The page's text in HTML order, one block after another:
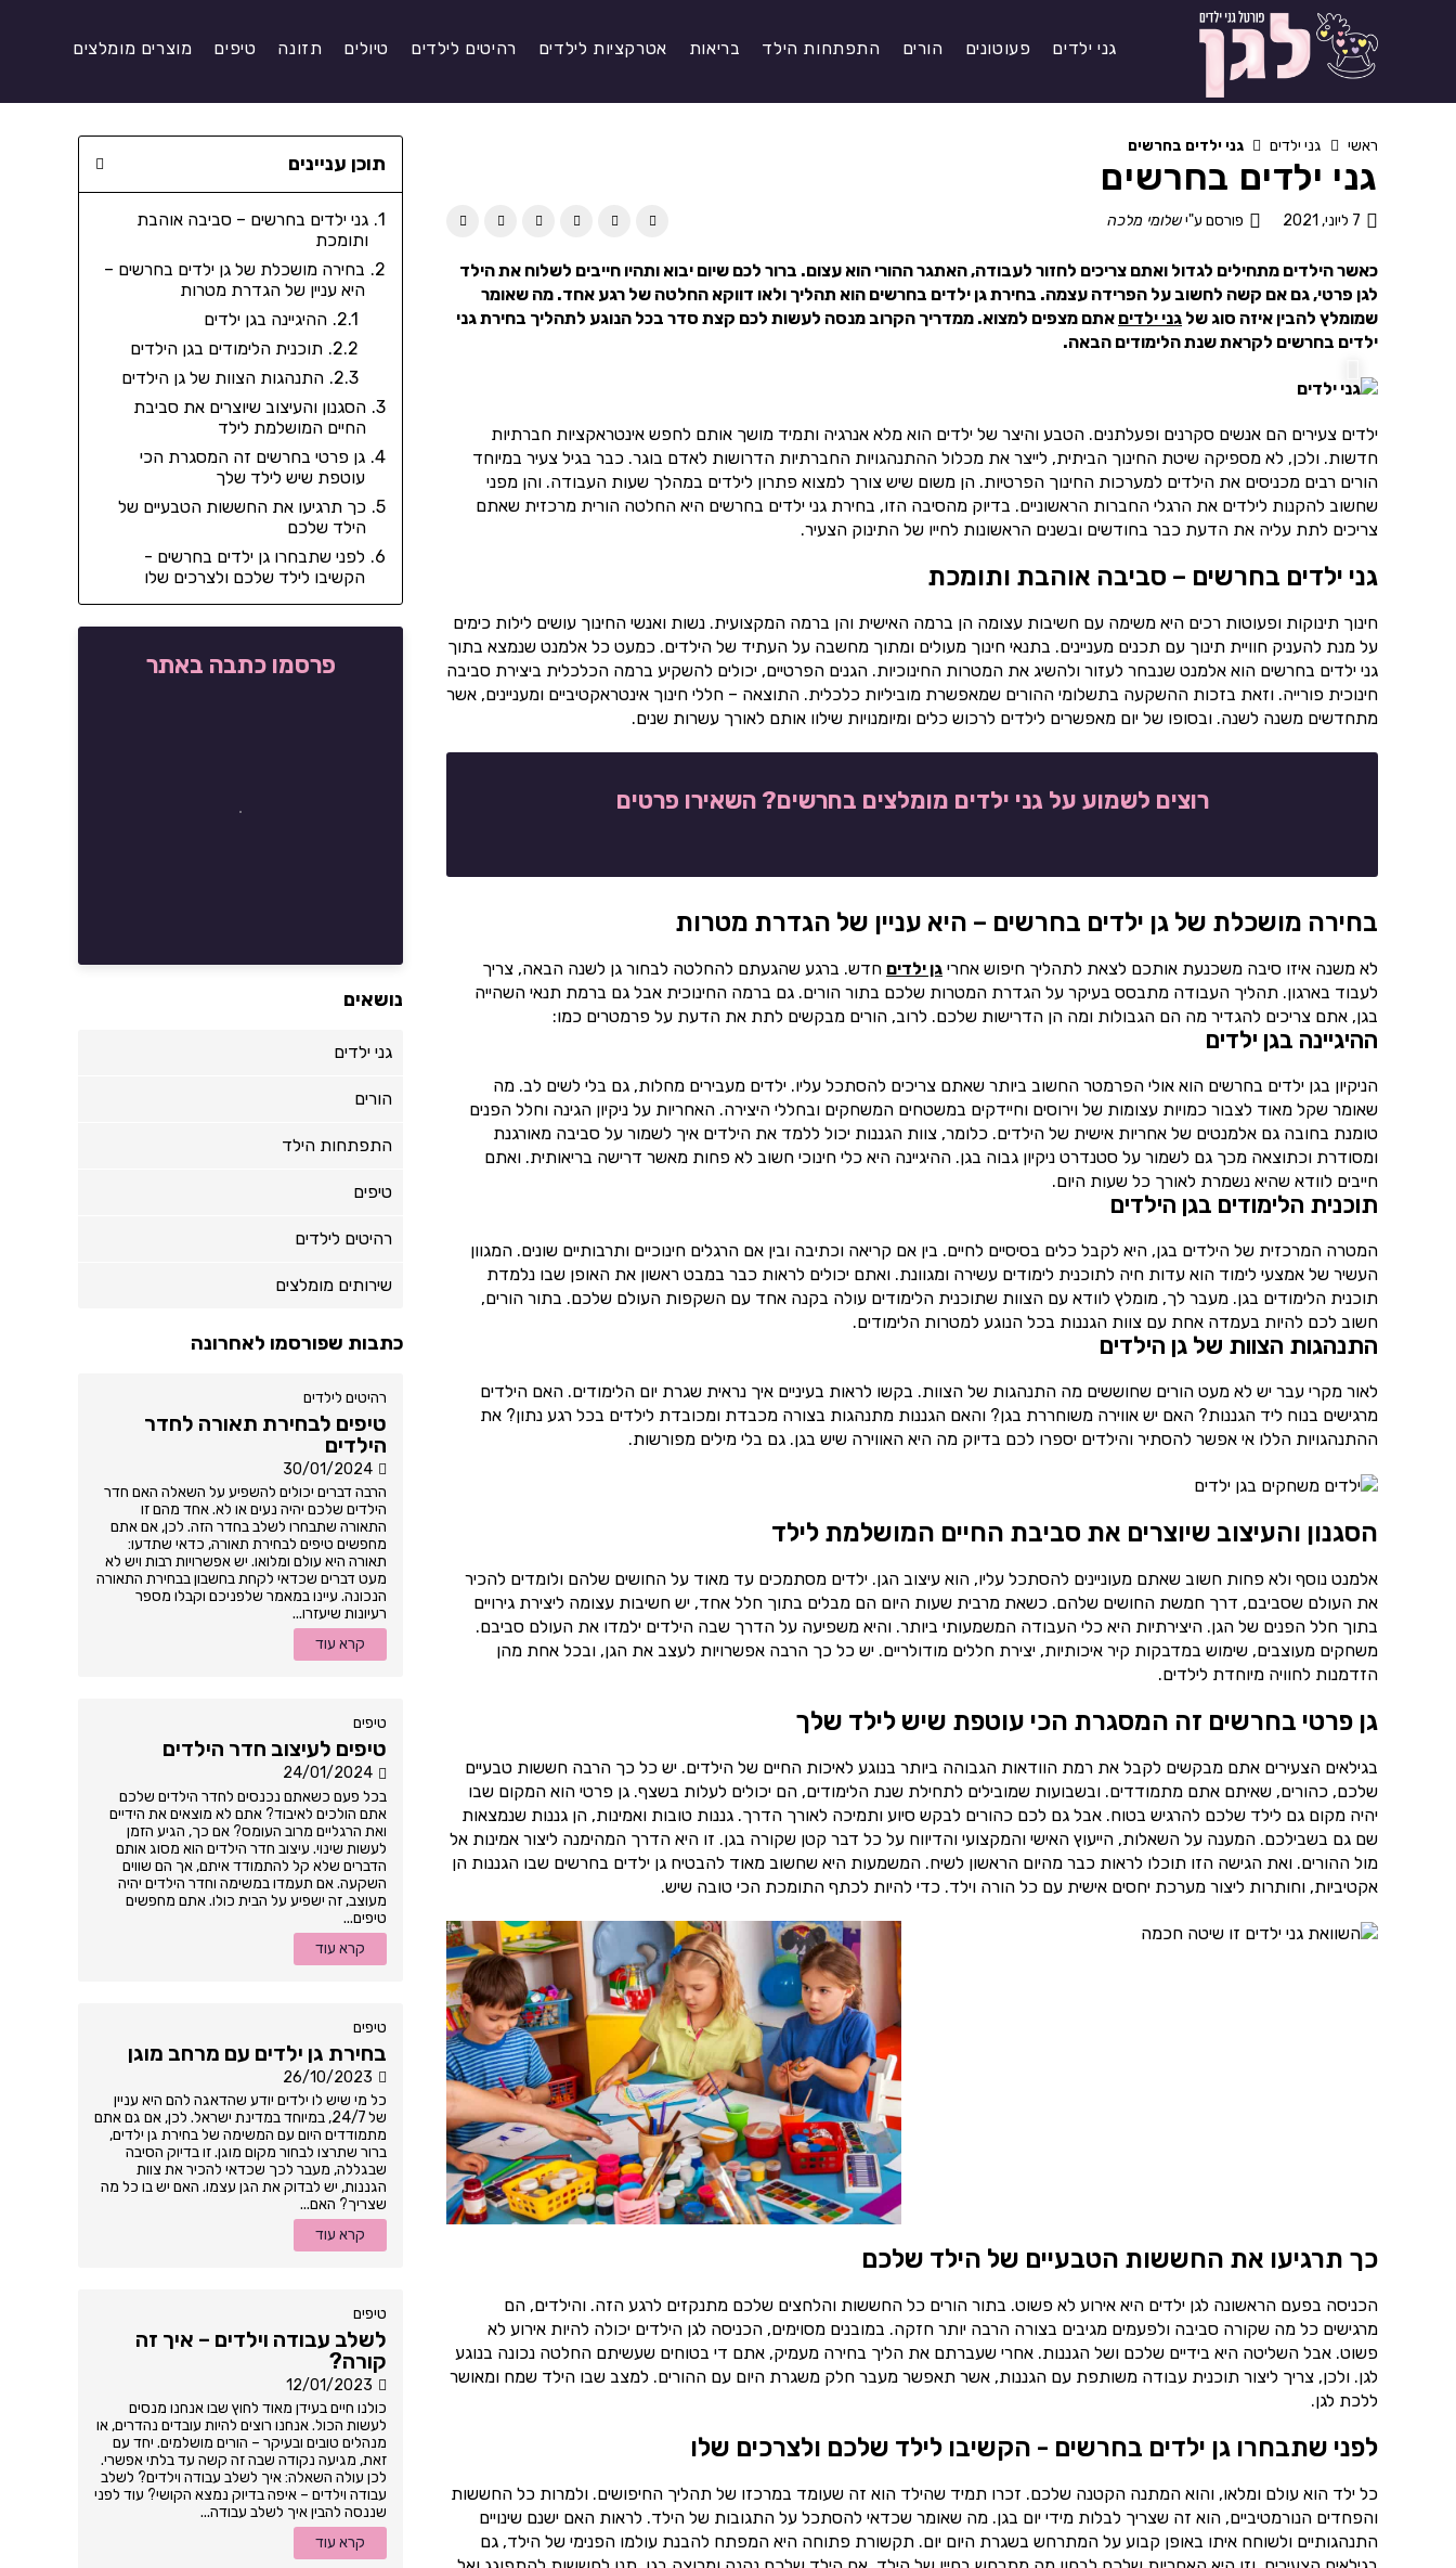
גני ילדים פעוטונים הורים התפתחות הילד בריאות אטרקציות לילדים רהיטים לילדים טיולים תזונה טיפים מוצרים מומלצים
ראשי גני ילדים גני ילדים בחרשים
גני ילדים בחרשים
7 ליוני, 2021 פורסם ע"ישלומי מלכה
כאשר הילדים מתחילים לגדול ואתם צריכים לחזור לעבודה, האתגר ההורי הוא עצום. ברור לכם שיום יבוא ותהיו חייבים לשלוח את הילד
לגן פרטי, גם אם קשה לחשוב על הפרידה עצמה. בחירת גן ילדים בחרשים הוא תהליך ולאו דווקא החלטה של רגע אחד. מה שאומר
שמומלץ להבין איזה סוג של גני ילדים אתם מצפים למצוא. ממדריך הקרוב מנסה לעשות לכם קצת סדר בכל הנוגע לתהליך בחירת גני
ילדים בחרשים לקראת שנת הלימודים הבאה.
ילדים צעירים הם אנשים סקרנים ופעלתנים. הטבע והיצר של ילדים הוא מלא אנרגיה ותמיד מושך אותם לחפש אינטראקציות חברתיות
חדשות. ולכן, לא מספיקה שיטת החינוך הביתית, לייצר את מכלול ההתנהגויות החברתיות הדרושות לאדם בוגר. כבר בגיל צעיר במיוחד
הורים רבים מכניסים את הילדים למערכות החינוך הפרטיות. הן משום שיש צורך למצוא פתרון לילדים במהלך שעות העבודה. והן מפני
שחשוב להקנות לילדים את הרגלי החברות הראשוניים. בדיוק מהסיבה הזו, בחירת גני ילדים בחרשים היא החלטה הורית מרכזית שאתם
צריכים לתת עליה את הדעת כבר בחודשים ובשנים הראשונות לחייו של התינוק הצעיר.
גני ילדים בחרשים – סביבה אוהבת ותומכת
חינוך תינוקות ופעוטות רכים היא משימה עם חשיבות עצומה הן ברמה האישית והן ברמה המקצועית. נשות ואנשי החינוך עושים לילות כימים
על מנת להעניק חוויית תינוך עם תכנים מעניינים. בתנאי חינוך מעולים ומתוך מחשבה על העתיד של הילדים. כמעט כל אלמנט שנמצא בתוך
גני ילדים בחרשים הוא אלמנט שנבחר לעזור ולהשיג את המטרות החינוכיות. הגנים הפרטיים, יכולים להשקיע ברמה הכלכלית ביצירת סביבה
חינוכית פורייה. וזאת בזכות ההשקעה בתשלומי ההורים שמאפשרת מוביליות כלכלית. התוצאה – חללי חינוך אינטראקטיביים ומעניינים, אשר
מתחדשים משנה לשנה. ובסופו של יום מאפשרים לילדים לרכוש כלים ומיומנויות שילוו אותם לאורך עשרות שנים.
רוצים לשמוע על גני ילדים מומלצים בחרשים? השאירו פרטים
בחירה מושכלת של גן ילדים בחרשים – היא עניין של הגדרת מטרות
לא משנה איזו סיבה משכנעת אותכם לצאת לתהליך חיפוש אחרי גן ילדים חדש. ברגע שהגעתם להחלטה לבחור גן לשנה הבאה, צריך
לעבוד בארגון. תהליך העבודה מתבסס בעיקר על הגדרת המטרות שלכם בתור הורים. גם ברמה החינוכית אבל גם ברמת תנאי השהייה
בגן, אתם צריכים להגדיר מה הם הגבולות ומה הן הדרישות שלכם. לרוב, הורים מבקשים לתת את הדעת על פרמטרים כמו:
ההיגיינה בגן ילדים
הניקיון בגן ילדים בחרשים הוא אולי הפרמטר החשוב ביותר שאתם צריכים להסתכל עליו. ילדים מעבירים מחלות, גם בלי לשים לב. מה
שאומר שקל מאוד לצבור כמויות עצומות של וירוסים וחיידקים במשטחים המשחקים ובחללי היצירה. האחריות על ניקיון הגינה וחלל הפנים
טומנת בחובה גם אלמנטים של אחריות אישית של הילדים. כלומר, צוות הגננות יכול ללמד את הילדים איך לשמור על סביבה מאורגנת
ומסודרת וכתוצאה מכך גם לשמור על סטנדרט ניקיון גבוה בגן. ההיגיינה היא כלי חינוכי חשוב לא פחות מאשר דרישה בריאותית. ואתם
חייבים לוודא שהיא נשמרת לאורך כל שעות היום.
תוכנית הלימודים בגן הילדים
המטרה המרכזית של הילדים בגן, היא לקבל כלים בסיסיים לחיים. בין אם קריאה וכתיבה ובין אם הרגלים חינוכיים ותרבותיים שונים. המגוון
העשיר של אמצעי לימוד הוא עדות חיה לתוכנית לימודים עשירה ומגוונת. ואתם יכולים לראות כבר במבט ראשון את האופן שבו נלמדת
תוכנית הלימודים בגן. מעבר לך, מומלץ לוודא עם הצוות שתוכנית הלימודים עולה בקנה אחד עם השקפות העולם שלכם. בתור הורים,
חשוב לכם להיות בעמדה אחת עם צוות הגננות בכל הנוגע למטרות הלימודים.
התנהגות הצוות של גן הילדים
לאור מקרי עבר יש לא מעט הורים שחוששים מה התנהגות של הצוות. בקשו לראות בעיניים איך נראית שגרת יום הלימודים. האם הילדים
מרגישים בנוח ליד הגננות? האם יש אווירה משוחררת בגן? והאם הגננות מתנהגות בצורה מכבדת ומכובדת לילדים בכל רגע נתון? את
ההתנהגויות הללו אי אפשר להסתיר והילדים יספרו לכם בדיוק מה היא האווירה שיש בגן. גם בלי מילים מפורשות.
הסגנון והעיצוב שיוצרים את סביבת החיים המושלמת לילד
אלמנט נוסף ולא פחות חשוב שאתם מעוניינים להסתכל עליו, הוא עיצוב הגן. ילדים מסתמכים עד מאוד על החושים שלהם ולומדים להכיר
את העולם שסביבם, דרך חמשת החושים שלהם. כשאת מרבית שעות היום הם מבלים בתוך חלל אחד, יש חשיבות עצומה ליצירת גירויים
בתוך חלל הפנים של הגן. היצירתיות היא כלי העבודה המשמעותי ביותר. והיא משפיעה על הדרך שבה הילדים ילמדו את העולם סביבם.
משחקים מעוצבים, שימוש במדבקות קיר איכותיות, יצירת חללים מודולריים. יש כל כך הרבה אפשרויות לעצב את הגן, ובכל אחת מהן
הזדמנות לחוויה מיוחדת לילדים.
גן פרטי בחרשים זה המסגרת הכי עוטפת שיש לילד שלך
בגילאים הצעירים אתם מבקשים לקבל את רמת הוודאות הגבוהה ביותר בנוגע לאיכות החיים של הילדים. יש כל כך הרבה חששות טבעיים
שלכם, כהורים, שאיתם אתם מתמודדים. ובשבועות שמובילים לתחילת שנת הלימודים, הם יכולים לעלות בשצף. גן פרטי הוא המקום שבו
יהיה מקום גם לילד שלכם להרגיש בטוח. אבל גם לכם כהורים לבקש סיוע ותמיכה לאורך הדרך. גננות טובות ואמינות, הן גננות שנמצאות
שם גם בשבילכם. המענה על השאלות, הייעוץ האישי והמקצועי והדיווח על כל דבר קטן שקורה בגן. זו היא הדרך המהימנה ליצור אמינות אל
מול ההורים. ואת הגישה הזו תוכלו לראות כבר מהיום הראשון לשיח. המשמעות היא שחשוב מאוד להבטיח גן ילדים בחרשים שבו הגננות הן
אקטיביות, וחותרות ליצור מערכת יחסים אישית עם כל הורה וילד. כדי להיות לכתף התומכת הכי טובה שיש.
כך תרגיעו את החששות הטבעיים של הילד שלכם
הכניסה בפעם הראשונה לגן ילדים היא אירוע לא פשוט. בתור הורים כל החששות והלחצים שלכם מתנקזים לרגע הזה. והילדים, הם
מרגישים כל מה שקורה סביבה ולפעמים מגיבים בצורה הרבה יותר חזקה. במובנים מסוימים, הכניסה לגן הילדים יכולה להיות אירוע לא
פשוט. אבל השליטה היא בידיים שלכם ושל הגננות. אחרי שעברתם את הליך בחירה מעמיק, אתם די בטוחים שעשיתם החלטה נכונה בנוגע
לגן. ולכן, צריך ליצור תוכנית עבודה משותפת עם הגננות, אשר תאפשר מעבר חלק משגרת היום עם ההורים. למצב שבו הילד שמח ומאושר
ללכת לגן.
לפני שתבחרו גן ילדים בחרשים - הקשיבו לילד שלכם ולצרכים שלו
כל ילד הוא עולם ומלאו, והוא המתנה הקטנה שלכם. זכרו תמיד שהילד הוא זה שעומד במרכזו של תהליך החיפושים. ולמרות כל החששות
והפחדים הנורמטיביים, הוא זה שצריך לבלות מידי יום בגן. מה שאומר שכדאי להסתכל על התגובות של הילד. לראות האם ישנם שינויים
התנהגותיים ולשוחח איתו באופן קבוע על המתרחש בשגרת היום יום. תקשורת פתוחה היא המפתח להבנת עולמו הפנימי של הילד, גם
תוכן עניינים
גני ילדים בחרשים – סביבה אוהבת
ותומכת
בחירה מושכלת של גן ילדים בחרשים –
היא עניין של הגדרת מטרות
ההיגיינה בגן ילדים
תוכנית הלימודים בגן הילדים
התנהגות הצוות של גן הילדים
הסגנון והעיצוב שיוצרים את סביבת
החיים המושלמת לילד
גן פרטי בחרשים זה המסגרת הכי
עוטפת שיש לילד שלך
כך תרגיעו את החששות הטבעיים של
הילד שלכם
לפני שתבחרו גן ילדים בחרשים -
הקשיבו לילד שלכם ולצרכים שלו
פרסמו כתבה באתר
נושאים
גני ילדים
הורים
התפתחות הילד
טיפים
רהיטים לילדים
שירותים מומלצים
כתבות שפורסמו לאחרונה
רהיטים לילדים
טיפים לבחירת תאורה לחדר
הילדים
30/01/2024
הרבה דברים יכולים להשפיע על השאלה האם חדר
הילדים שלכם יהיה נעים או לא. אחד מהם זו
התאורה שתבחרו לשלב בחדר הזה. לכן, אם אתם
מחפשים טיפים לבחירת תאורה, כדאי שתדעו:
תאורה היא עולם ומלואו. יש אפשרויות רבות ויש לא
מעט דברים שכדאי לקחת בחשבון בבחירת התאורה
הנכונה. עיינו במאמר שלפניכם וקבלו מספר
רעיונות שיעזרו...
קרא עוד
טיפים
טיפים לעיצוב חדר הילדים
24/01/2024
בכל פעם כשאתם נכנסים לחדר הילדים שלכם
אתם הולכים לאיבוד? אתם לא מוצאים את הידיים
ואת הרגליים מרוב העומס? אם כך, הגיע הזמן
לעשות שינוי. עיצוב חדר הילדים הוא מסוג אותם
הדברים שלא קל להתמודד איתם, אך הם שווים
השקעה. אם תעמדו במשימה וחדר הילדים יהיה
מעוצב, זה ישפיע על הבית כולו. אתם מחפשים
טיפים...
קרא עוד
טיפים
בחירת גן ילדים עם מרחב מוגן
26/10/2023
כל מי שיש לו ילדים יודע שהדאגה להם היא עניין
של 24/7, במיוחד במדינת ישראל. לכן, אם גם אתם
מתמודדים היום עם המשימה של בחירת גן ילדים,
ברור שתרצו לבחור מקום מוגן. זו בדיוק הסיבה
שבגללה, מעבר לכך שכדאי להכיר את צוות
הגננות, יש לבדוק את הגן עצמו. האם יש בו כל מה
שצריך? האם...
קרא עוד
טיפים
לשלב עבודה וילדים – איך זה
קורה?
12/01/2023
כולנו חיים בעידן מאוד לחוץ שבו אנחנו מנסים
לעשות הכול. אנחנו רוצים להיות עובדים נהדרים, או
מנהלים טובים ובעיקר – הורים מושלמים. יחד עם
זאת, מגיעה נקודה שבה זה קשה עד בלתי אפשרי.
לכן עולה השאלה: איך לשלב עבודה וילדים? לשלב
עבודה וילדים – איפה בדיוק נמצא הקושי? עוד לפני
שננסה להבין איך לשלב עבודה...
קרא עוד